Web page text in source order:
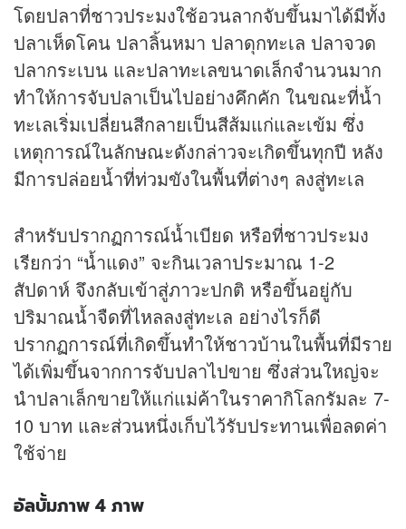
โดยปลาที่ชาวประมงใช้อวนลากจับขึ้นมาได้มีทั้ง
ปลาเห็ดโคน ปลาลิ้นหมา ปลาดุกทะเล ปลาจวด
ปลากระเบน และปลาทะเลขนาดเล็กจำนวนมาก
ทำให้การจับปลาเป็นไปอย่างคึกคัก ในขณะที่น้ำ
ทะเลเริ่มเปลี่ยนสีกลายเป็นสีส้มแก่และเข้ม ซึ่ง
เหตุการณ์ในลักษณะดังกล่าวจะเกิดขึ้นทุกปี หลัง
มีการปล่อยน้ำที่ท่วมขังในพื้นที่ต่างๆ ลงสู่ทะเล
สำหรับปรากฏการณ์น้ำเบียด หรือที่ชาวประมง
เรียกว่า “น้ำแดง” จะกินเวลาประมาณ 1-2
สัปดาห์ จึงกลับเข้าสู่ภาวะปกติ หรือขึ้นอยู่กับ
ปริมาณน้ำจืดที่ไหลลงสู่ทะเล อย่างไรก็ดี
ปรากฏการณ์ที่เกิดขึ้นทำให้ชาวบ้านในพื้นที่มีราย
ได้เพิ่มขึ้นจากการจับปลาไปขาย ซึ่งส่วนใหญ่จะ
นำปลาเล็กขายให้แก่แม่ค้าในราคากิโลกรัมละ 7-
10 บาท และส่วนหนึ่งเก็บไว้รับประทานเพื่อลดค่า
ใช้จ่าย
อัลบั้มภาพ 4 ภาพ